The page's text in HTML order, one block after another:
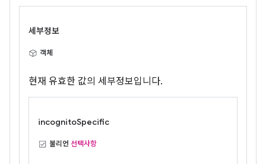
세부정보
객체
현재 유효한 값의 세부정보입니다.
incognitoSpecific
불리언 선택사항